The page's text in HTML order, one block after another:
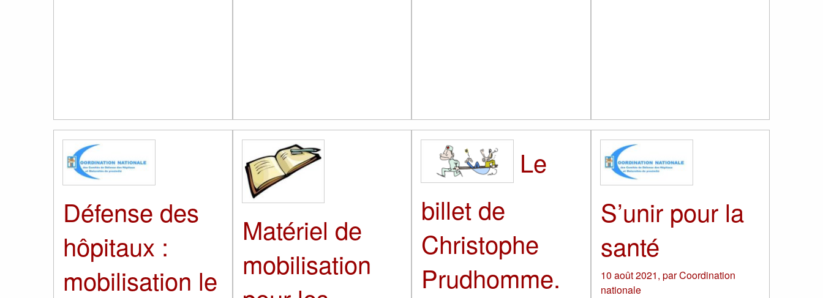
Défense des
hôpitaux :
mobilisation le
Matériel de
mobilisation
Le
billet de
Christophe
Prudhomme.
S’unir pour la
santé
10 août 2021, parCoordination
nationale